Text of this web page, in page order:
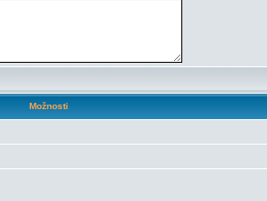
Možnosti